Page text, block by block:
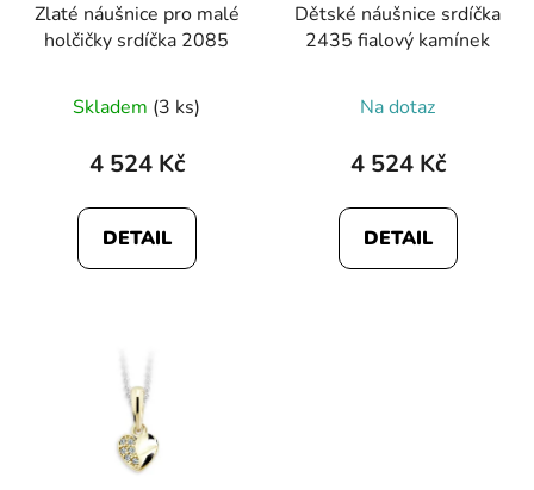
Zlaté náušnice pro malé
holčičky srdíčka 2085
Skladem (3 ks)
4 524 Kč
DETAIL
Dětské náušnice srdíčka
2435 fialový kamínek
Na dotaz
4 524 Kč
DETAIL